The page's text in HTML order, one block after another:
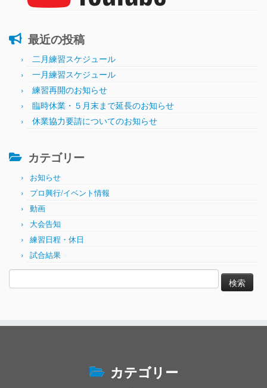
最近の投稿
二月練習スケジュール
一月練習スケジュール
練習再開のお知らせ
臨時休業・５月末まで延長のお知らせ
休業協力要請についてのお知らせ
カテゴリー
お知らせ
プロ興行/イベント情報
動画
大会告知
練習日程・休日
試合結果
索:
カテゴリー